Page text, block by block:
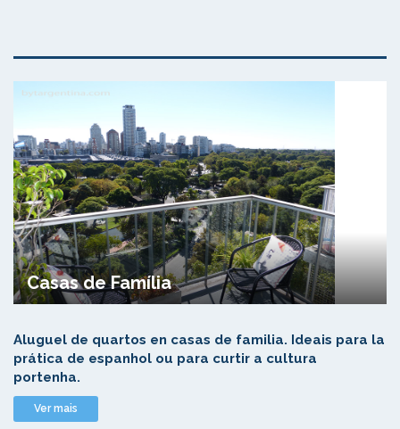
Casas de Família
Aluguel de quartos en casas de familia. Ideais para la
prática de espanhol ou para curtir a cultura
portenha.
Ver mais